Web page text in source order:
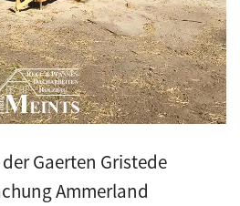
schließen
Gaerten Gristede
Ammerland